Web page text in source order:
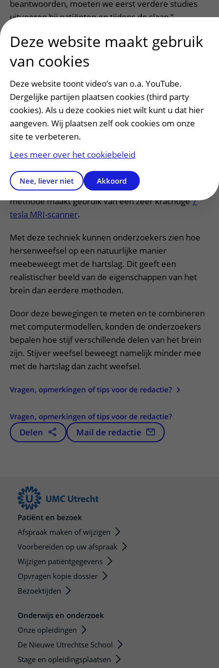
beantwoorden, moeten we eerst verdere studies
uitvoeren bij patiënten en tijdens de slaap,”
ontdekking verandert hoe we naar het brein
kijken.”
Hoe werkt de nieuwe MRI-techniek?
Elke seconde pompt het hart bloed naar het brein.
Daardoor zwellen bloedvaten een klein beetje op en
beweegt het omliggende hersenweefsel subtiel
mee.
Onderzoekers brachten deze minuscule
bewegingen in kaart met een nieuwe techniek: iMRE
(intrinsic Magnetic Resonance Elastography). Deze
methode maakt gebruik van een zeer krachtige7
tesla MRI-scanner.
Met deze techniek kunnen onderzoekers zien hoe
hersenweefsel op een natuurlijke manier
meebeweegt met de hartslag. Dit geeft een
realistischer beeld van de eigenschappen van het
brein dan eerdere methoden.
Door deze bewegingen te meten en te combineren
met computermodellen, konden de onderzoekers
bepalen hoe stijf verschillende delen van het brein
zijn. Stijver weefsel beweegt namelijk minder mee
met de hartslag dan zacht weefsel.
Vragen, opmerkingen of tips voor de redactie?
Vragen, opmerkingen of tips voor de redactie?
Delen Mail de redactie
Patiënt en bezoek
Afspraak maken of wijzigen
Voorbereiden op uw afspraak
Wijzigen patiëntgegevens
Opvragen kopie dossier
Bezoektijden
Onderwijs en onderzoek
Onze opleidingen
De Nieuwe Utrechtse School
Stage en opleidingsplaatsen
Deze website maakt gebruik
van cookies
Deze website toont video’s van o.a. YouTube.
Dergelijke partijen plaatsen cookies (third party
cookies). Als u deze cookies niet wilt kunt u dat hier
aangeven. Wij plaatsen zelf ook cookies om onze
site te verbeteren.
Lees meer over het cookiebeleid
Nee, liever niet Akkoord